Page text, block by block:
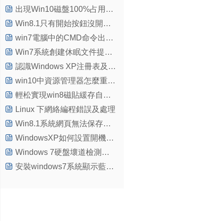
出現Win10磁盤100%占用問題怎麼辦？Win10磁盤占用100%解決方法匯總
Win8.1只有開始按鈕沒開始菜單很雞肋
win7電腦中的CMD命令出錯怎麼辦
Win7系統創建休眠文件提示錯誤代碼0xc000007f的解決方法
認識Windows XP注冊表及注冊表實戰案例
win10中資源管理器怎麼重啟？
輕松實現win8磁貼緩存自動化清理的絕招
Linux 下網絡編程錯誤及處理
Win8.1系統網頁無法保存用戶密碼怎麼辦？
WindowsXP如何設置開機立即撥號上網
Windows 7硬盤壞道檢測方法
安裝windows7系統顯示藍屏錯誤代碼0x0000007E的解決方法